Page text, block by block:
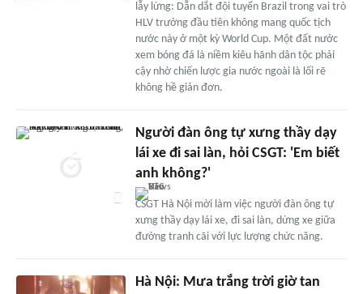
lẫy lừng: Dẫn dắt đội tuyển Brazil trong vai trò
HLV trưởng đầu tiên không mang quốc tịch
nước này ở một kỳ World Cup. Một đất nước
xem bóng đá là niềm kiêu hãnh dân tộc phải
cậy nhờ chiến lược gia nước ngoài là lối rẽ
không hề giản đơn.
Người đàn ông tự xưng thầy dạy
lái xe đi sai làn, hỏi CSGT: 'Em biết
anh không?'
CSGT Hà Nội mời làm việc người đàn ông tự
xưng thầy dạy lái xe, đi sai làn, dừng xe giữa
đường tranh cãi với lực lượng chức năng.
Hà Nội: Mưa trắng trời giờ tan